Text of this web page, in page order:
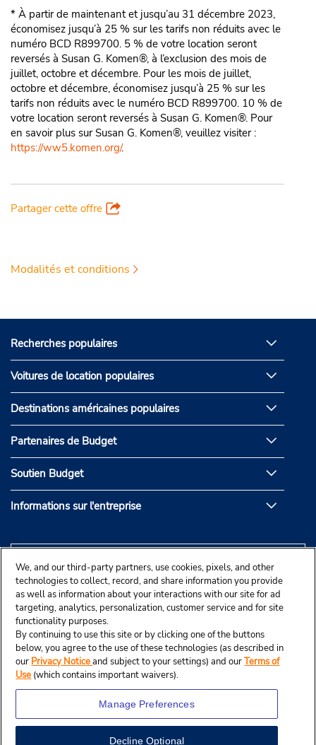
* À partir de maintenant et jusqu’au 31 décembre 2023,
économisez jusqu’à 25 % sur les tarifs non réduits avec le
numéro BCD R899700. 5 % de votre location seront
reversés à Susan G. Komen®, à l’exclusion des mois de
juillet, octobre et décembre. Pour les mois de juillet,
octobre et décembre, économisez jusqu’à 25 % sur les
tarifs non réduits avec le numéro BCD R899700. 10 % de
votre location seront reversés à Susan G. Komen®. Pour
en savoir plus sur Susan G. Komen®, veuillez visiter :
https://ww5.komen.org/.
Partager cette offre
Modalités et conditions
Recherches populaires
Voitures de location populaires
Destinations américaines populaires
Partenaires de Budget
Soutien Budget
Informations sur l'entreprise
We, and our third-party partners, use cookies, pixels, and other
technologies to collect, record, and share information you provide
as well as information about your interactions with our site for ad
targeting, analytics, personalization, customer service and for site
functionality purposes.
By continuing to use this site or by clicking one of the buttons
below, you agree to the use of these technologies (as described in
our Privacy Noticeand subject to your settings) and ourTerms of
Use (which contains important waivers).
Manage Preferences
Decline Optional